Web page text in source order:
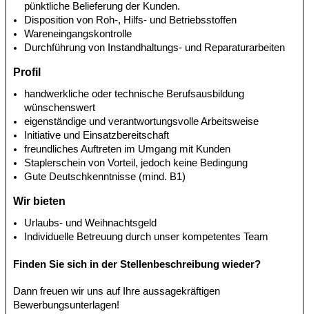
pünktliche Belieferung der Kunden.
Disposition von Roh-, Hilfs- und Betriebsstoffen
Wareneingangskontrolle
Durchführung von Instandhaltungs- und Reparaturarbeiten
Profil
handwerkliche oder technische Berufsausbildung
wünschenswert
eigenständige und verantwortungsvolle Arbeitsweise
Initiative und Einsatzbereitschaft
freundliches Auftreten im Umgang mit Kunden
Staplerschein von Vorteil, jedoch keine Bedingung
Gute Deutschkenntnisse (mind. B1)
Wir bieten
Urlaubs- und Weihnachtsgeld
Individuelle Betreuung durch unser kompetentes Team
Finden Sie sich in der Stellenbeschreibung wieder?
Dann freuen wir uns auf Ihre aussagekräftigen
Bewerbungsunterlagen!